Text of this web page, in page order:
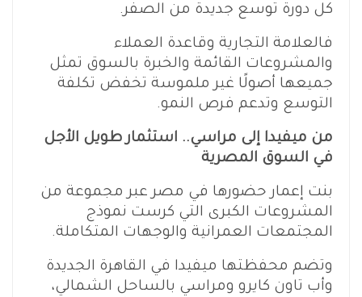
كل دورة توسع جديدة من الصفر.
فالعلامة التجارية وقاعدة العملاء
والمشروعات القائمة والخبرة بالسوق تمثل
جميعها أصولًا غير ملموسة تخفض تكلفة
التوسع وتدعم فرص النمو.
من ميفيدا إلى مراسي.. استثمار طويل الأجل
في السوق المصرية
بنت إعمار حضورها في مصر عبر مجموعة من
المشروعات الكبرى التي كرست نموذج
المجتمعات العمرانية والوجهات المتكاملة.
وتضم محفظتها ميفيدا في القاهرة الجديدة
وأب تاون كايرو ومراسي بالساحل الشمالي،